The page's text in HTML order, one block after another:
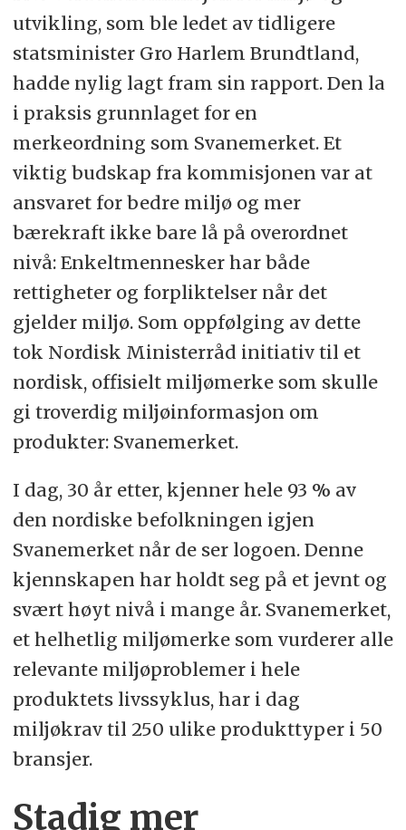
utvikling, som ble ledet av tidligere
statsminister Gro Harlem Brundtland,
hadde nylig lagt fram sin rapport. Den la
i praksis grunnlaget for en
merkeordning som Svanemerket. Et
viktig budskap fra kommisjonen var at
ansvaret for bedre miljø og mer
bærekraft ikke bare lå på overordnet
nivå: Enkeltmennesker har både
rettigheter og forpliktelser når det
gjelder miljø. Som oppfølging av dette
tok Nordisk Ministerråd initiativ til et
nordisk, offisielt miljømerke som skulle
gi troverdig miljøinformasjon om
produkter: Svanemerket.
I dag, 30 år etter, kjenner hele 93 % av
den nordiske befolkningen igjen
Svanemerket når de ser logoen. Denne
kjennskapen har holdt seg på et jevnt og
svært høyt nivå i mange år. Svanemerket,
et helhetlig miljømerke som vurderer alle
relevante miljøproblemer i hele
produktets livssyklus, har i dag
miljøkrav til 250 ulike produkttyper i 50
bransjer.
Stadig mer